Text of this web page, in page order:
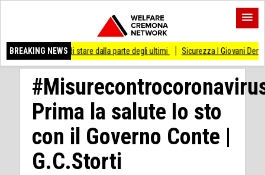
BREAKING NEWS
di stare dalla parte degli ultimi Sicurezza I Giovani Democratici
Prima la salute Io sto
con il Governo Conte |
G.C.Storti